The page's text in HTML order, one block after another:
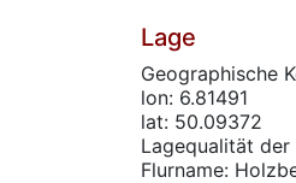
Lage
Geographische
lon: 6.81491
lat: 50.09372
Lagequalität der
Flurname: